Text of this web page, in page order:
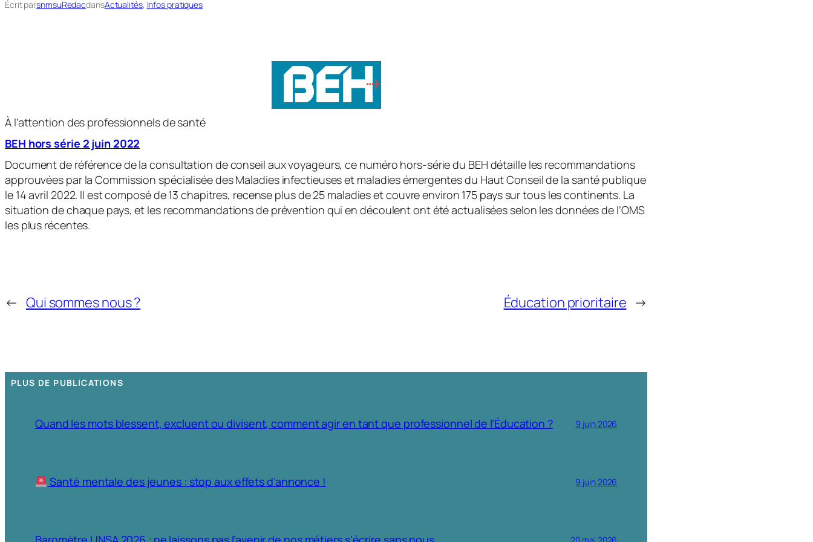
Écrit parsnmsuRedacdansActualités, Infos pratiques
À l’attention des professionnels de santé
BEH hors série 2 juin 2022
Document de référence de la consultation de conseil aux voyageurs, ce numéro hors-série du BEH détaille les recommandations
approuvées par la Commission spécialisée des Maladies infectieuses et maladies émergentes du Haut Conseil de la santé publique
le 14 avril 2022. Il est composé de 13 chapitres, recense plus de 25 maladies et couvre environ 175 pays sur tous les continents. La
situation de chaque pays, et les recommandations de prévention qui en découlent ont été actualisées selon les données de l’OMS
les plus récentes.
← Qui sommes nous ? Éducation prioritaire →
PLUS DE PUBLICATIONS
Quand les mots blessent, excluent ou divisent, comment agir en tant que professionnel de l’Éducation ? 9 juin 2026
Santé mentale des jeunes : stop aux effets d’annonce ! 9 juin 2026
20 mai 2026